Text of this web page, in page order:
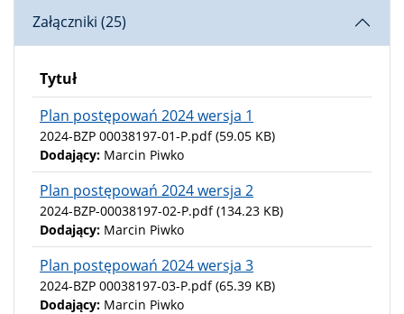
Załączniki (25)
Tytuł
Plan postępowań 2024 wersja 1
2024-BZP 00038197-01-P.pdf (59.05 KB)
Dodający: Marcin Piwko
Plan postępowań 2024 wersja 2
2024-BZP-00038197-02-P.pdf (134.23 KB)
Dodający: Marcin Piwko
Plan postępowań 2024 wersja 3
2024-BZP 00038197-03-P.pdf (65.39 KB)
Dodający: Marcin Piwko